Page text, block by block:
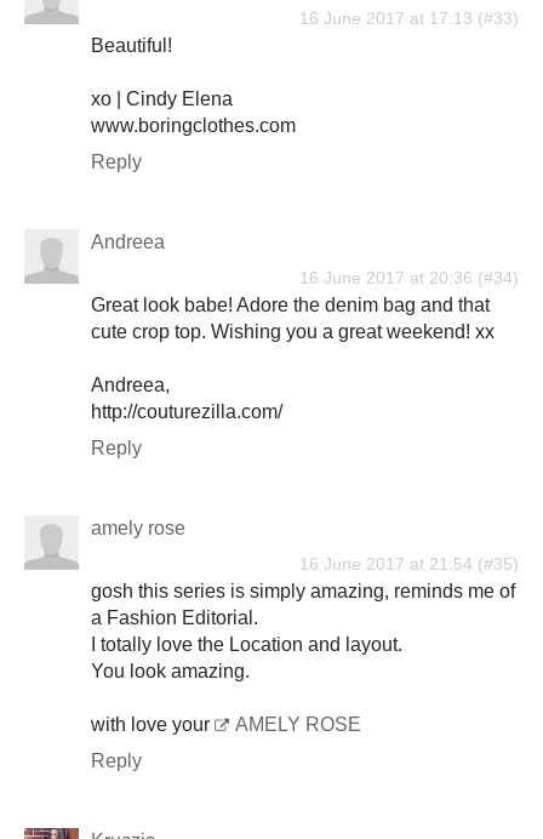
16 June 2017 at 17:13
Beautiful!
xo | Cindy Elena
www.boringclothes.com
Reply
Andreea
16 June 2017 at 20:36
Great look babe! Adore the denim bag and that
cute crop top. Wishing you a great weekend! xx
Andreea,
http://couturezilla.com/
Reply
amely rose
16 June 2017 at 21:54
gosh this series is simply amazing, reminds me of
a Fashion Editorial.
I totally love the Location and layout.
You look amazing.
with love your
AMELY ROSE
Reply